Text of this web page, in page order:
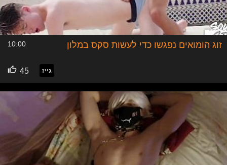
זוג הומואים נפגשו כדי לעשות סקס במלון 10:00
גייז 45